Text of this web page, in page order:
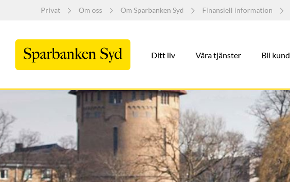
Privat Om oss Om Sparbanken Syd Finansiell information
Ditt liv Våra tjänster Bli kund